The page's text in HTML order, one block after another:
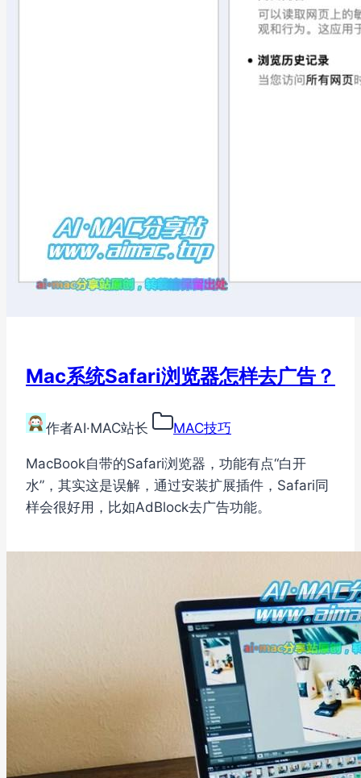
Mac系统Safari浏览器怎样去广告？
作者AI·MAC站长 MAC技巧
MacBook自带的Safari浏览器，功能有点“白开
水”，其实这是误解，通过安装扩展插件，Safari同
样会很好用，比如AdBlock去广告功能。